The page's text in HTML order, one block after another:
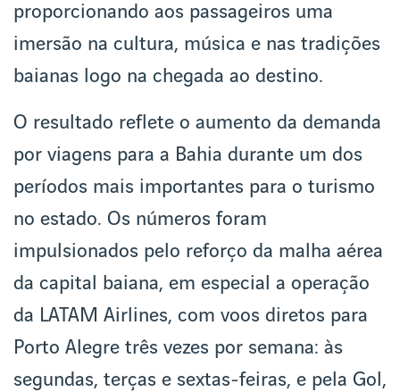
proporcionando aos passageiros uma
imersão na cultura, música e nas tradições
baianas logo na chegada ao destino.
O resultado reflete o aumento da demanda
por viagens para a Bahia durante um dos
períodos mais importantes para o turismo
no estado. Os números foram
impulsionados pelo reforço da malha aérea
da capital baiana, em especial a operação
da LATAM Airlines, com voos diretos para
Porto Alegre três vezes por semana: às
segundas, terças e sextas-feiras, e pela Gol,